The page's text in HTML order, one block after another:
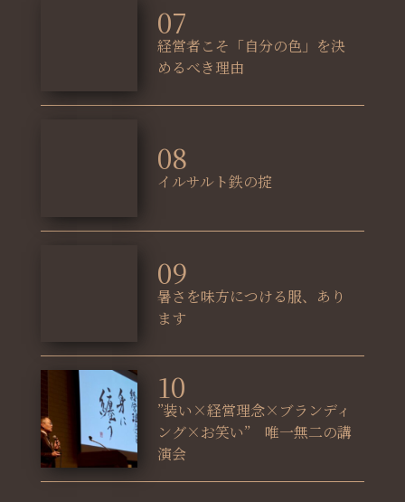
07
経営者こそ「自分の色」を決
めるべき理由
08
イルサルト鉄の掟
09
暑さを味方につける服、あり
ます
10
”装い×経営理念×ブランディ
ング×お笑い” 唯一無二の講
演会